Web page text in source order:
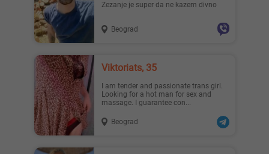
Zezanje je super da ne kazem divno
Beograd
Viktoriats, 35
Looking for a hot man for sex and
massage. I guarantee con...
Beograd